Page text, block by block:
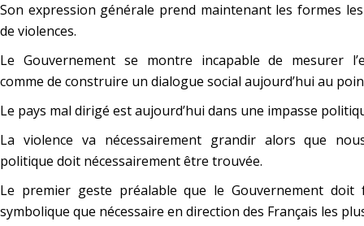
Son expression générale prend maintenant les formes
de violences.
Le Gouvernement se montre incapable de mesurer
comme de construire un dialogue social aujourd’hui au
Le pays mal dirigé est aujourd’hui dans une impasse
La violence va nécessairement grandir alors que
politique doit nécessairement être trouvée.
Le premier geste préalable que le Gouvernement
symbolique que nécessaire en direction des Français les